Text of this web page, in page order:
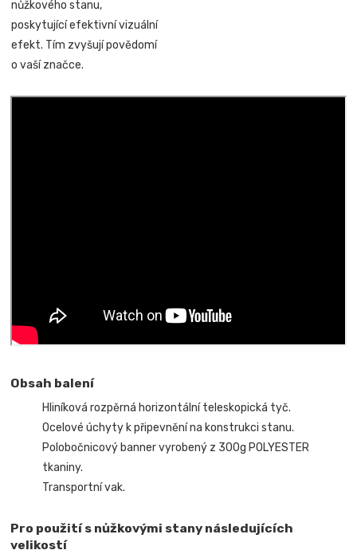
nůžkového stanu,
poskytující efektivní vizuální
efekt. Tím zvyšují povědomí
o vaší značce.
Obsah balení
Hliníková rozpěrná horizontální teleskopická tyč.
Ocelové úchyty k připevnění na konstrukci stanu.
Polobočnicový banner vyrobený z 300g POLYESTER
tkaniny.
Transportní vak.
Pro použití s nůžkovými stany následujících
velikostí